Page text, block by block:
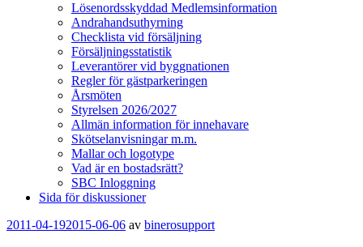
Lösenordsskyddad Medlemsinformation
Andrahandsuthyrning
Checklista vid försäljning
Försäljningsstatistik
Leverantörer vid byggnationen
Regler för gästparkeringen
Årsmöten
Styrelsen 2026/2027
Allmän information för innehavare
Skötselanvisningar m.m.
Mallar och logotype
Vad är en bostadsrätt?
SBC Inloggning
Sida för diskussioner
Publicerat
2011-04-192015-06-06 av binerosupport